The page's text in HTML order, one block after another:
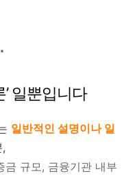
’ 일뿐입니다
일반적인 설명이나 일
금 규모, 금융기관 내부